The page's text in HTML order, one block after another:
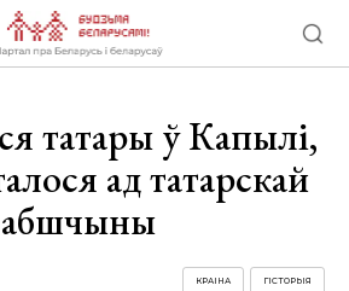
татары ў Капылі,
ад татарскай
абшчыны
ГІСТОРЫЯ
КРАІНА